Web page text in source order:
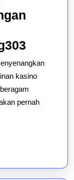
Besar
dan
senang
kasino
pernah